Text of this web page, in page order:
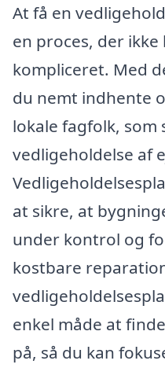
At få en
en proces, der
kompliceret. Med
du nemt indhente
lokale fagfolk, som
vedligeholdelse af
at sikre, at
under kontrol og
kostbare
enkel måde at
på, så du kan